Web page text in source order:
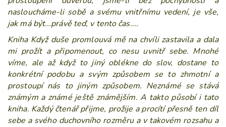
nasloucháme-li sobě a svému vnitřnímu vedení, je vše,
jak má být...právě teď, v tento čas....
Kniha Když duše promlouvá mě na chvíli zastavila a dala
mi prožít a připomenout, co nesu uvnitř sebe. Mnohé
víme, ale až když to jiný oblékne do slov, dostane to
konkrétní podobu a svým způsobem se to zhmotní a
prostoupí nás to jiným způsobem. Neznámé se stává
známým a známé ještě známějším. A takto působí i tato
kniha. Každý čtenář přijme, prožije a procítí přesně ten díl
sebe a svého duchovního rozměru a v takovém rozsahu a